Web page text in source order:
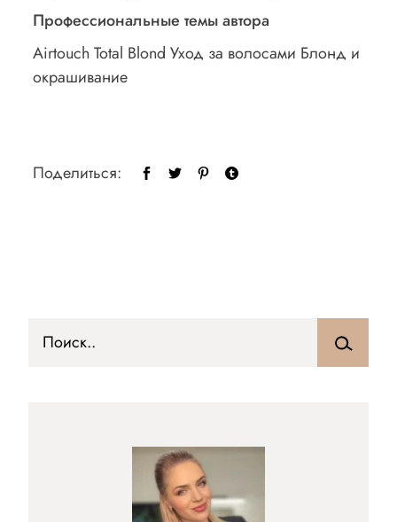
Профессиональные темы автора
Airtouch Total Blond Уход за волосами Блонд и
окрашивание
Поделиться: